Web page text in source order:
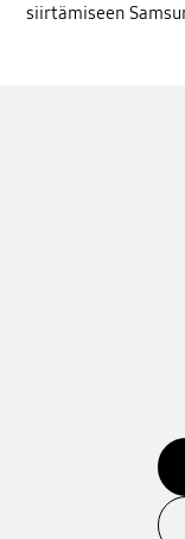
siirtämiseen